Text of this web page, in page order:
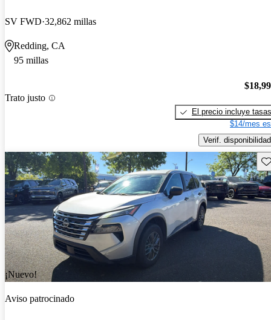
SV FWD 32,862 millas
Redding, CA
95 millas
Trato justo
El precio incluye tasas
$14/mes
Verif. disponibilidad
¡Nuevo!
Aviso patrocinado